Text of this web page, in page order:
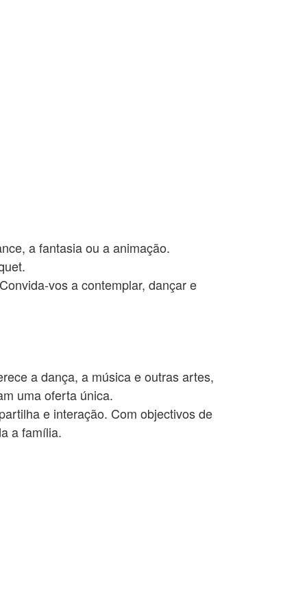
a fantasia ou a animação.
vos a contemplar, dançar e
a dança, a música e outras artes,
uma oferta única.
e interação. Com objectivos de
a família.